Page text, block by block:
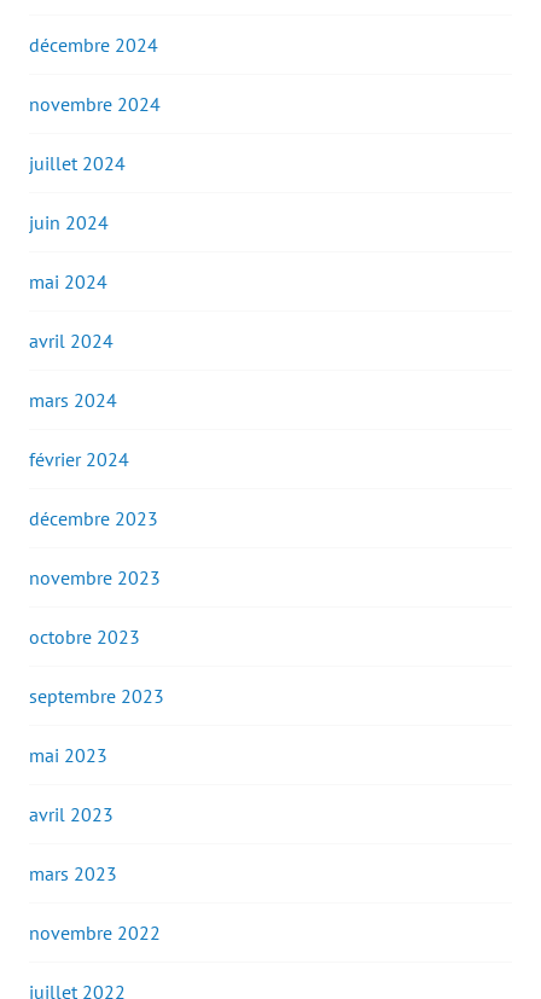
décembre 2024
novembre 2024
juillet 2024
juin 2024
mai 2024
avril 2024
mars 2024
février 2024
décembre 2023
novembre 2023
octobre 2023
septembre 2023
mai 2023
avril 2023
mars 2023
novembre 2022
juillet 2022